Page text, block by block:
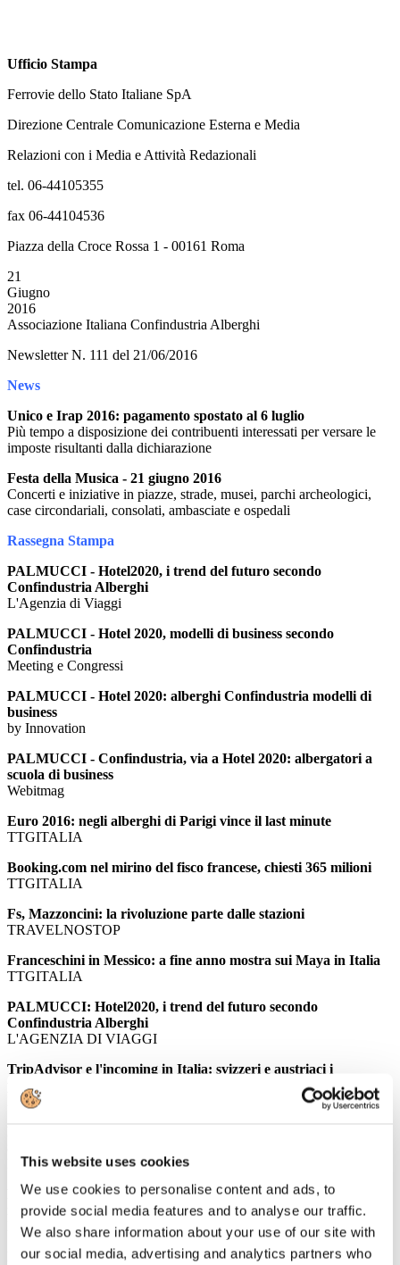
This website uses cookies
We use cookies to personalise content and ads, to
provide social media features and to analyse our traffic.
We also share information about your use of our site with
our social media, advertising and analytics partners who
Ufficio Stampa
Ferrovie dello Stato Italiane SpA
Direzione Centrale Comunicazione Esterna e Media
Relazioni con i Media e Attività Redazionali
tel. 06-44105355
fax 06-44104536
Piazza della Croce Rossa 1 - 00161 Roma
21
Giugno
2016
Associazione Italiana Confindustria Alberghi
Newsletter N. 111 del 21/06/2016
News
Unico e Irap 2016: pagamento spostato al 6 luglio
Più tempo a disposizione dei contribuenti interessati per versare le
imposte risultanti dalla dichiarazione
Festa della Musica - 21 giugno 2016
Concerti e iniziative in piazze, strade, musei, parchi archeologici,
case circondariali, consolati, ambasciate e ospedali
Rassegna Stampa
PALMUCCI - Hotel2020, i trend del futuro secondo
Confindustria Alberghi
L'Agenzia di Viaggi
PALMUCCI - Hotel 2020, modelli di business secondo
Confindustria
Meeting e Congressi
PALMUCCI - Hotel 2020: alberghi Confindustria modelli di
business
by Innovation
PALMUCCI - Confindustria, via a Hotel 2020: albergatori a
scuola di business
Webitmag
Euro 2016: negli alberghi di Parigi vince il last minute
TTGITALIA
Booking.com nel mirino del fisco francese, chiesti 365 milioni
TTGITALIA
Fs, Mazzoncini: la rivoluzione parte dalle stazioni
TRAVELNOSTOP
Franceschini in Messico: a fine anno mostra sui Maya in Italia
TTGITALIA
PALMUCCI: Hotel2020, i trend del futuro secondo
Confindustria Alberghi
L'AGENZIA DI VIAGGI
TripAdvisor e l'incoming in Italia: svizzeri e austriaci i
principali fan del Belpaese
ITALIAN VENUE
EVENT REPORT
Roma perde appeal: in 10 anni 700mila presenze turistiche in
meno, a Milano il primato della crescita
EVENT REPORT
Italia primo paese per aziende del lusso: 29 i brand italiani fra i